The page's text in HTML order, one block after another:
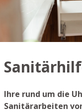
Ihre rund um die
Sanitärarbeiten